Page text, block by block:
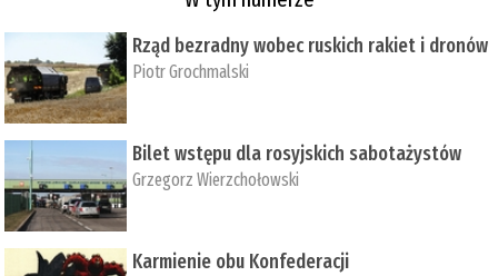
Rząd bezradny wobec ruskich rakiet i dronów
Piotr Grochmalski
Bilet wstępu dla rosyjskich sabotażystów
Grzegorz Wierzchołowski
Karmienie obu Konfederacji